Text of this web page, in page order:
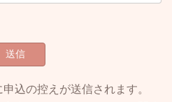
込の控えが送信されます。